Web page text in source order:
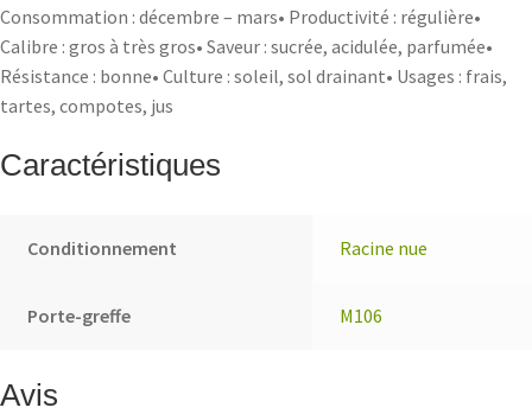
Consommation : décembre – mars• Productivité : régulière•
Calibre : gros à très gros• Saveur : sucrée, acidulée, parfumée•
Résistance : bonne• Culture : soleil, sol drainant• Usages : frais,
tartes, compotes, jus
Caractéristiques
Conditionnement Racine nue
Porte-greffe M106
Avis